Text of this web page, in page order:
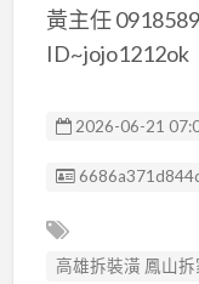
黃主任
ID~jojo1212ok
2026-06-21
廣告编號
高雄拆裝潢 鳳山